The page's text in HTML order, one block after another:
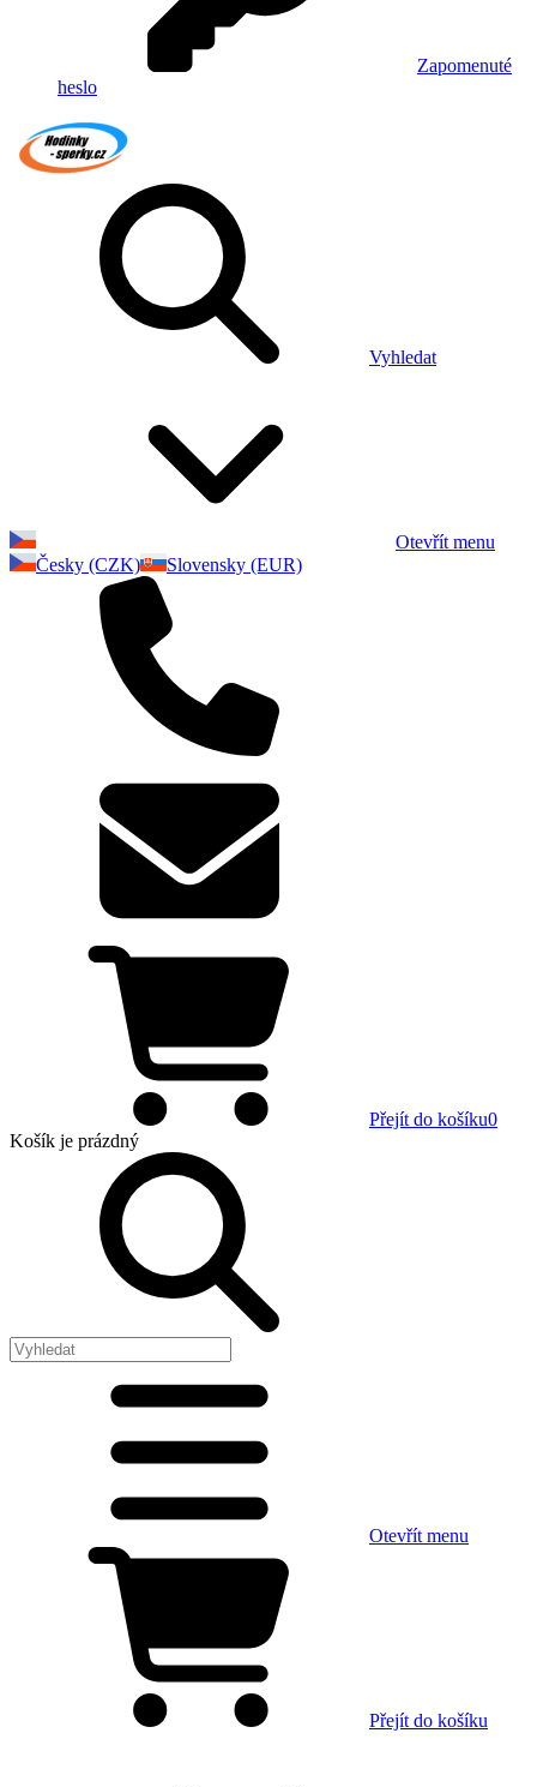
Zapomenuté
heslo
Vyhledat
Otevřít menu
Česky (CZK)
Slovensky (EUR)
Přejít do košíku0
Košík je prázdný
Otevřít menu
Přejít do košíku